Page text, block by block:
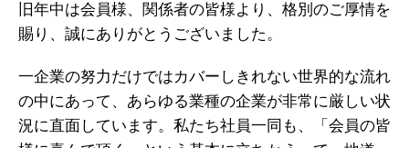
旧年中は会員様、関係者の皆様より、格別のご厚情を
賜り、誠にありがとうございました。
一企業の努力だけではカバーしきれない世界的な流れ
の中にあって、あらゆる業種の企業が非常に厳しい状
況に直面しています。私たち社員一同も、「会員の皆